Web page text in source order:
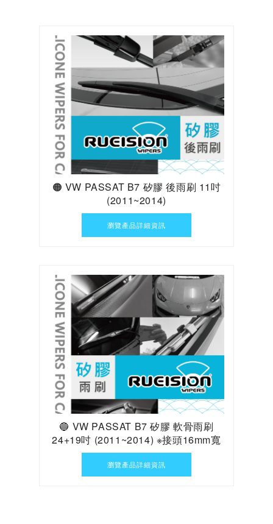
🟠 VW PASSAT B7 矽膠 後雨刷 11吋
(2011~2014)
瀏覽產品詳細資訊
🔵 VW PASSAT B7 矽膠 軟骨雨刷
24+19吋 (2011~2014) ※接頭16mm寬
瀏覽產品詳細資訊